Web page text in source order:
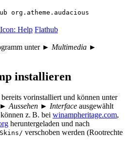
Flathub
unter ► Multimedia ►
installieren
vorinstalliert und können unter
Aussehen ► Interface ausgewählt
z. B. bei winampheritage.com,
heruntergeladen und nach
verschoben werden (Rootrechte